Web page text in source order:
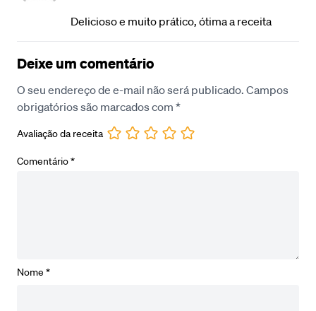
Delicioso e muito prático, ótima a receita
Deixe um comentário
O seu endereço de e-mail não será publicado. Campos
obrigatórios são marcados com *
Avaliação da receita
Comentário*
Nome *